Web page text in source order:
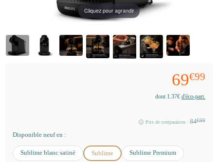
Cliquez pour agrandir
69€99
dont 1.37€ d'éco-part.
Prix de comparaison : 84€99
Disponible neuf en :
Sublime blanc satiné Sublime Sublime Premium